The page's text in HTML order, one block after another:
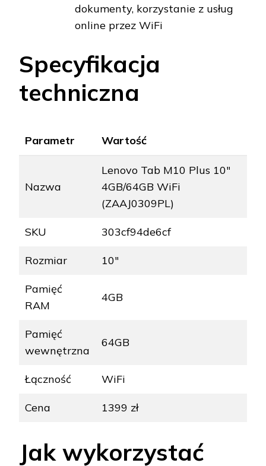
dokumenty, korzystanie z usług
online przez WiFi
Specyfikacja
techniczna
Parametr Wartość
Nazwa
Lenovo Tab M10 Plus 10"
4GB/64GB WiFi
(ZAAJ0309PL)
SKU 303cf94de6cf
Rozmiar 10"
Pamięć
RAM
4GB
Pamięć
wewnętrzna
64GB
Łączność WiFi
Cena 1399 zł
Jak wykorzystać